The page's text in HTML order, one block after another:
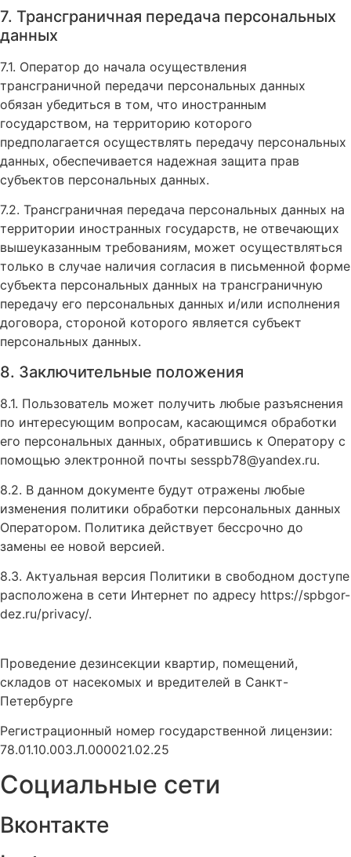
7. Трансграничная передача персональных
данных
7.1. Оператор до начала осуществления
трансграничной передачи персональных данных
обязан убедиться в том, что иностранным
государством, на территорию которого
предполагается осуществлять передачу персональных
данных, обеспечивается надежная защита прав
субъектов персональных данных.
7.2. Трансграничная передача персональных данных на
территории иностранных государств, не отвечающих
вышеуказанным требованиям, может осуществляться
только в случае наличия согласия в письменной форме
субъекта персональных данных на трансграничную
передачу его персональных данных и/или исполнения
договора, стороной которого является субъект
персональных данных.
8. Заключительные положения
8.1. Пользователь может получить любые разъяснения
по интересующим вопросам, касающимся обработки
его персональных данных, обратившись к Оператору с
помощью электронной почты sesspb78@yandex.ru.
8.2. В данном документе будут отражены любые
изменения политики обработки персональных данных
Оператором. Политика действует бессрочно до
замены ее новой версией.
8.3. Актуальная версия Политики в свободном доступе
расположена в сети Интернет по адресу https://spbgor-
dez.ru/privacy/.
Проведение дезинсекции квартир, помещений,
складов от насекомых и вредителей в Санкт-
Петербурге
Регистрационный номер государственной лицензии:
78.01.10.003.Л.000021.02.25
Социальные сети
Вконтакте